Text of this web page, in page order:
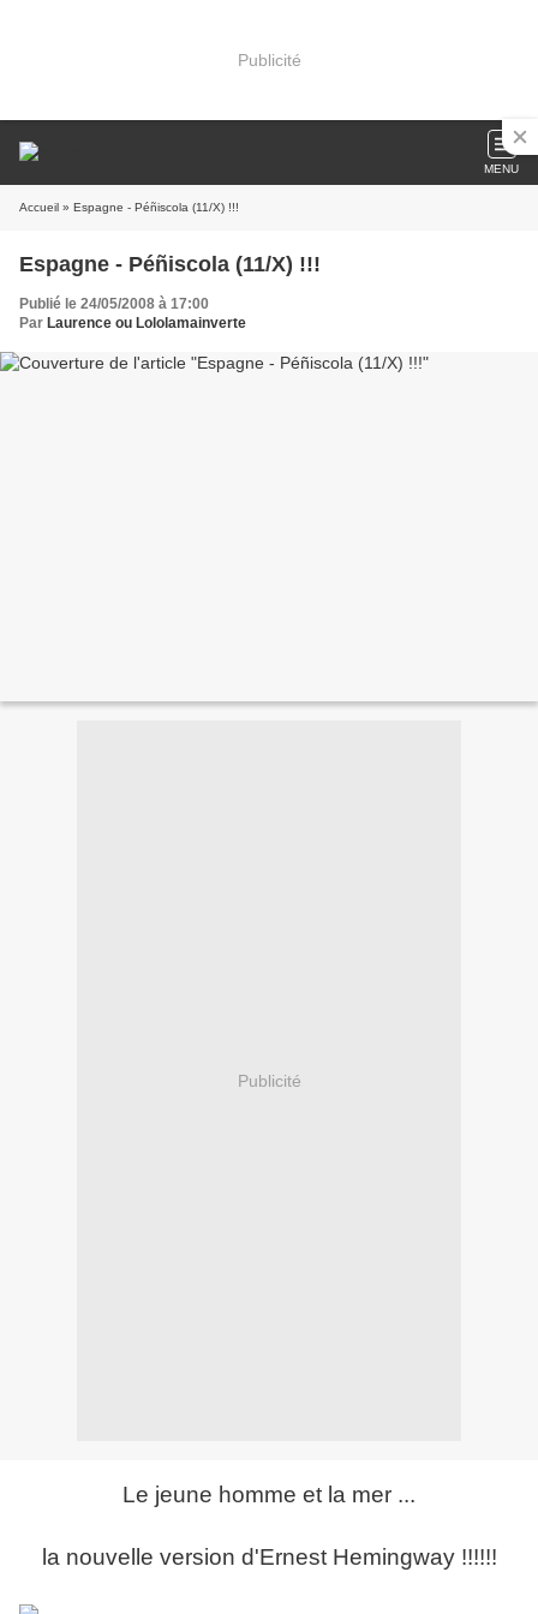
Publicité
MENU
Accueil » Espagne - Péñiscola (11/X) !!!
Espagne - Péñiscola (11/X) !!!
Publié le 24/05/2008 à 17:00
Par Laurence ou Lololamainverte
Publicité
Le jeune homme et la mer ...
la nouvelle version d'Ernest Hemingway !!!!!!